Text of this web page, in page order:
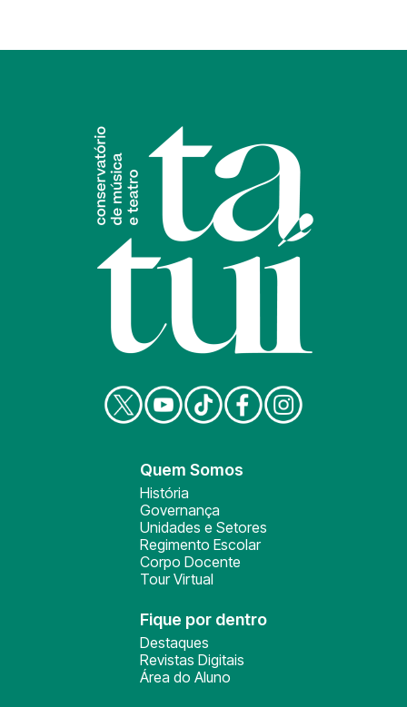
Quem Somos
História
Governança
Unidades e Setores
Regimento Escolar
Corpo Docente
Tour Virtual
Fique por dentro
Destaques
Revistas Digitais
Área do Aluno